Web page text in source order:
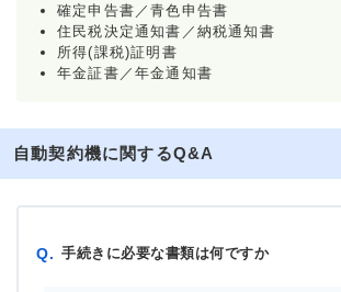
確定申告書／青色申告書
住民税決定通知書／納税通知書
所得(課税)証明書
年金証書／年金通知書
自動契約機に関するQ&A
Q. 手続きに必要な書類は何ですか